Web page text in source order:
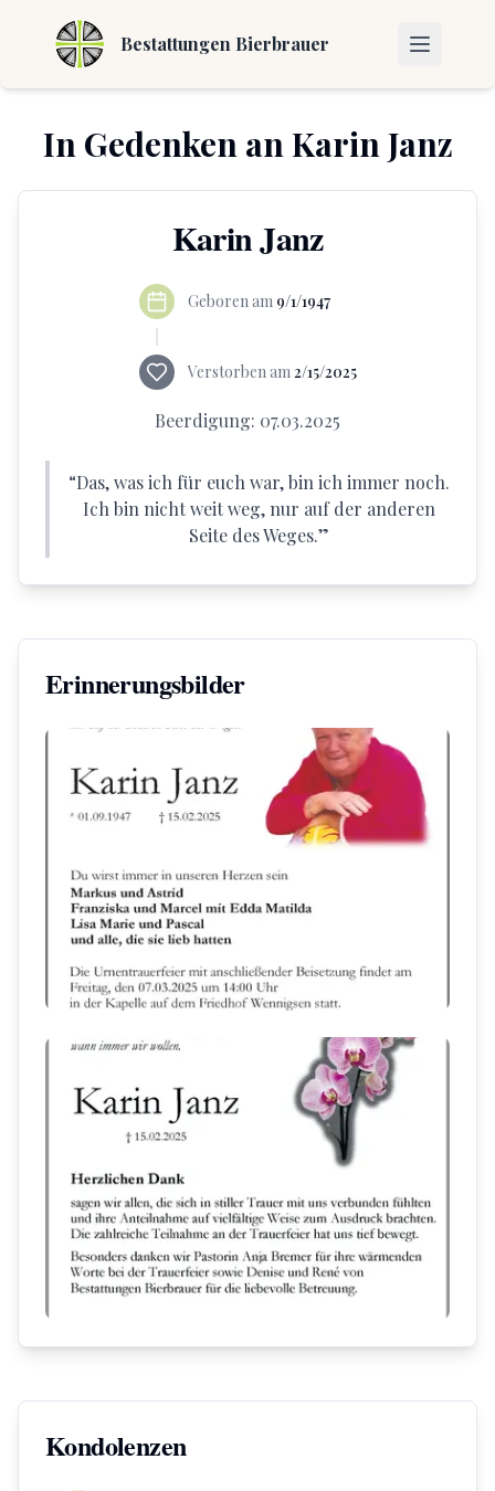
Bestattungen Bierbrauer
In Gedenken anKarin Janz
Karin Janz
Geboren am 9/1/1947
Verstorben am2/15/2025
Beerdigung: 07.03.2025
“Das, was ich für euch war, bin ich immer noch.
Ich bin nicht weit weg, nur auf der anderen
Seite des Weges.”
Erinnerungsbilder
Kondolenzen